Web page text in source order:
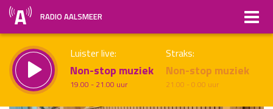
RADIO AALSMEER
Luister live:
Non-stop muziek
19.00 - 21.00 uur
Straks:
Non-stop muziek
21.00 - 0.00 uur